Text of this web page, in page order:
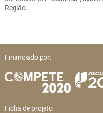
Região…
Financiado por:
Ficha de projeto